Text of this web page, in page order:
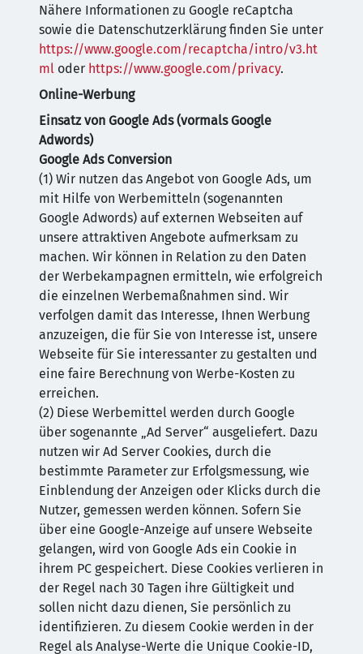
Nähere Informationen zu Google reCaptcha
sowie die Datenschutzerklärung finden Sie unter
https://www.google.com/recaptcha/intro/v3.ht
ml oder https://www.google.com/privacy.
Online-Werbung
Einsatz von Google Ads (vormals Google
Adwords)
Google Ads Conversion
(1) Wir nutzen das Angebot von Google Ads, um
mit Hilfe von Werbemitteln (sogenannten
Google Adwords) auf externen Webseiten auf
unsere attraktiven Angebote aufmerksam zu
machen. Wir können in Relation zu den Daten
der Werbekampagnen ermitteln, wie erfolgreich
die einzelnen Werbemaßnahmen sind. Wir
verfolgen damit das Interesse, Ihnen Werbung
anzuzeigen, die für Sie von Interesse ist, unsere
Webseite für Sie interessanter zu gestalten und
eine faire Berechnung von Werbe-Kosten zu
erreichen.
(2) Diese Werbemittel werden durch Google
über sogenannte „Ad Server“ ausgeliefert. Dazu
nutzen wir Ad Server Cookies, durch die
bestimmte Parameter zur Erfolgsmessung, wie
Einblendung der Anzeigen oder Klicks durch die
Nutzer, gemessen werden können. Sofern Sie
über eine Google-Anzeige auf unsere Webseite
gelangen, wird von Google Ads ein Cookie in
ihrem PC gespeichert. Diese Cookies verlieren in
der Regel nach 30 Tagen ihre Gültigkeit und
sollen nicht dazu dienen, Sie persönlich zu
identifizieren. Zu diesem Cookie werden in der
Regel als Analyse-Werte die Unique Cookie-ID,